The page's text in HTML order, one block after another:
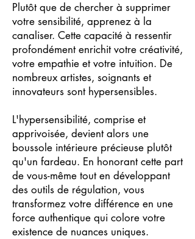
Plutôt que de chercher à supprimer
votre sensibilité, apprenez à la
canaliser. Cette capacité à ressentir
profondément enrichit votre créativité,
votre empathie et votre intuition. De
nombreux artistes, soignants et
innovateurs sont hypersensibles.
L'hypersensibilité, comprise et
apprivoisée, devient alors une
boussole intérieure précieuse plutôt
qu'un fardeau. En honorant cette part
de vous-même tout en développant
des outils de régulation, vous
transformez votre différence en une
force authentique qui colore votre
existence de nuances uniques.